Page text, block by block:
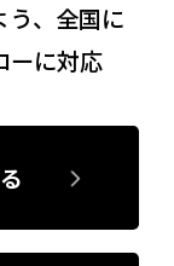
う、全国に
ーに対応